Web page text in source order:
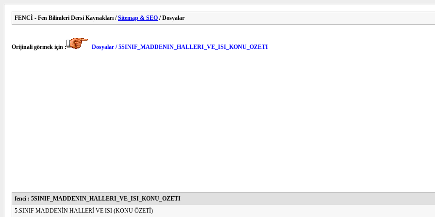
FENCİ - Fen Bilimleri Dersi Kaynakları /Sitemap & SEO / Dosyalar
Orijinali görmek için : Dosyalar / 5SINIF_MADDENIN_HALLERI_VE_ISI_KONU_OZETI
fenci : 5SINIF_MADDENIN_HALLERI_VE_ISI_KONU_OZETI
5.SINIF MADDENİN HALLERİ VE ISI (KONU ÖZETİ)